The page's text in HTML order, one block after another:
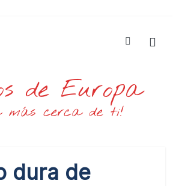
de Europa
más cerca de ti!
dura de